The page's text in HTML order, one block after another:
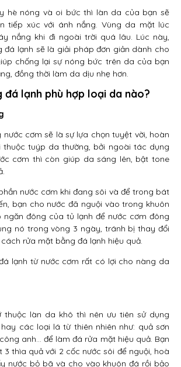
hè nóng và oi bức thì làn da của bạn sẽ
tiếp xúc với ánh nắng. Vùng da mặt lúc
nắng khi đi ngoài trời quá lâu. Lúc này,
đá lạnh sẽ là giải pháp đơn giản dành cho
chống lại sự nóng bức trên da của bạn
đồng thời làm da dịu nhẹ hơn.
đá lạnh phù hợp loại da nào?
nước cơm sẽ là sự lựa chọn tuyệt vời, hoàn
thuộc tuýp da thường, bởi ngoài tác dụng
cơm thì còn giúp da sáng lên, bật tone
nước cơm khi đang sôi và để trong bát
bạn cho nước đã nguội vào trong khuôn
đông của tủ lạnh để nước cơm đông
nó trong vòng 3 ngày, tránh bị thay đổi
rửa mặt bằng đá lạnh hiệu quả.
thuộc làn da khô thì nên ưu tiên sử dụng
các loại lá từ thiên nhiên như: quả sơn
anh… để làm đá rửa mặt hiệu quả. Bạn
3 thìa quả với 2 cốc nước sôi để nguội, hoà
nước bỏ bã và cho vào khuôn đá rồi bảo